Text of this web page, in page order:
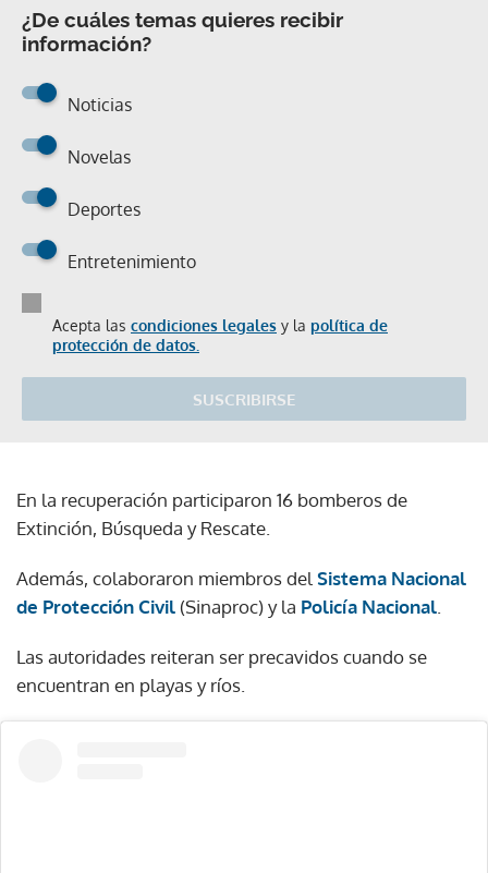
¿De cuáles temas quieres recibir
información?
Noticias
Novelas
Deportes
Entretenimiento
Acepta las condiciones legales y la política de
protección de datos.
SUSCRIBIRSE
En la recuperación participaron 16 bomberos de
Extinción, Búsqueda y Rescate.
Además, colaboraron miembros del Sistema Nacional
de Protección Civil (Sinaproc) y la Policía Nacional
Las autoridades reiteran ser precavidos cuando se
encuentran en playas y ríos.